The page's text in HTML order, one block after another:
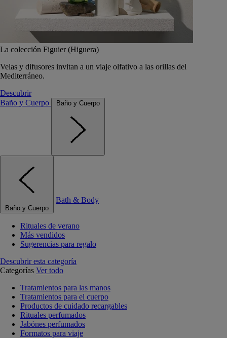
La colección Figuier (Higuera)
Velas y difusores invitan a un viaje olfativo a las orillas del
Mediterráneo.
Descubrir
Baño y Cuerpo
Baño y Cuerpo
Baño y Cuerpo
Bath & Body
Rituales de verano
Más vendidos
Sugerencias para regalo
Descubrir esta categoría
Categorías Ver todo
Tratamientos para las manos
Tratamientos para el cuerpo
Productos de cuidado recargables
Rituales perfumados
Jabónes perfumados
Formatos para viaje